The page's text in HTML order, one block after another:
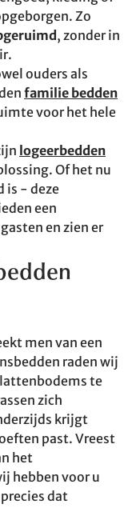
Zo
, zonder in
ouders als
familie bedden
voor het hele
logeerbedden
Of het nu
is - deze
een
en zien er
men van een
raden wij
te
zich
krijgt
past. Vreest
het
hebben voor u
dat